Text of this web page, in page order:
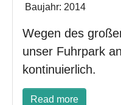
Baujahr: 2014
Wegen des
unser Fuhrpark
kontinuierlich.
Read more